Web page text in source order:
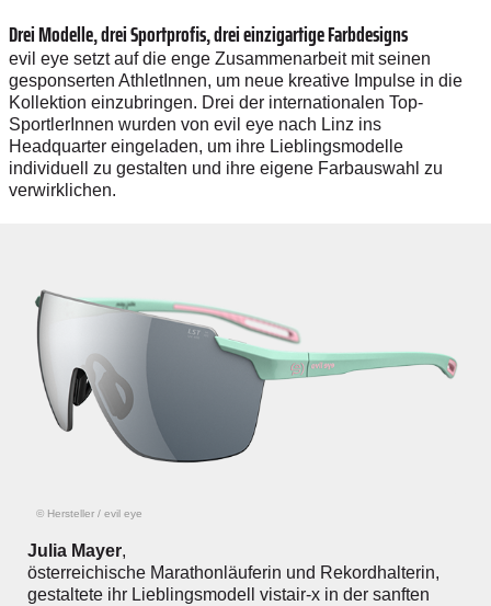
Drei Modelle, drei Sportprofis, drei einzigartige Farbdesigns
evil eye setzt auf die enge Zusammenarbeit mit seinen
gesponserten AthletInnen, um neue kreative Impulse in die
Kollektion einzubringen. Drei der internationalen Top-
SportlerInnen wurden von evil eye nach Linz ins
Headquarter eingeladen, um ihre Lieblingsmodelle
individuell zu gestalten und ihre eigene Farbauswahl zu
verwirklichen.
© Hersteller / evil eye
Julia Mayer,
österreichische Marathonläuferin und Rekordhalterin,
gestaltete ihr Lieblingsmodell vistair-x in der sanften